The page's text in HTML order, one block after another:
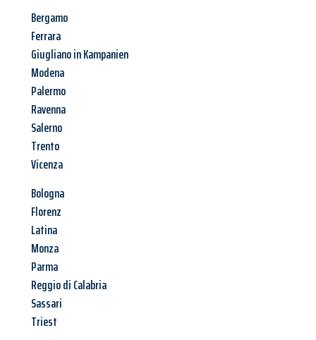
Bergamo
Ferrara
Giugliano in Kampanien
Modena
Palermo
Ravenna
Salerno
Trento
Vicenza
Bologna
Florenz
Latina
Monza
Parma
Reggio di Calabria
Sassari
Triest